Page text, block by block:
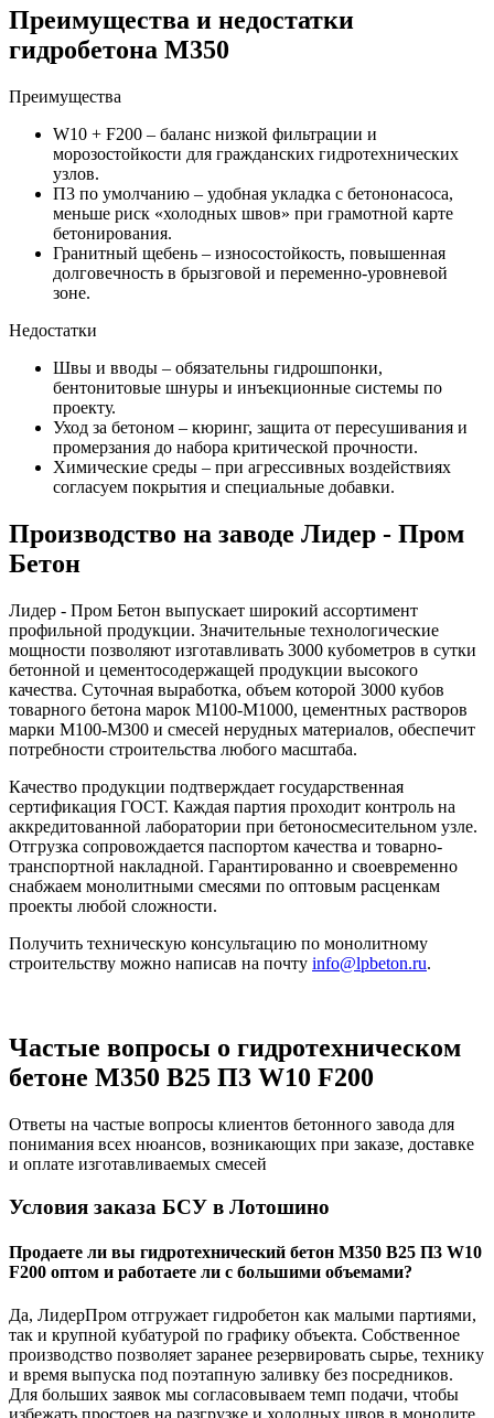
Преимущества и недостатки
гидробетона М350
Преимущества
W10 + F200 – баланс низкой фильтрации и
морозостойкости для гражданских гидротехнических
узлов.
П3 по умолчанию – удобная укладка с бетононасоса,
меньше риск «холодных швов» при грамотной карте
бетонирования.
Гранитный щебень – износостойкость, повышенная
долговечность в брызговой и переменно-уровневой
зоне.
Недостатки
Швы и вводы – обязательны гидрошпонки,
бентонитовые шнуры и инъекционные системы по
проекту.
Уход за бетоном – кюринг, защита от пересушивания и
промерзания до набора критической прочности.
Химические среды – при агрессивных воздействиях
согласуем покрытия и специальные добавки.
Производство на заводе Лидер - Пром
Бетон
Лидер - Пром Бетон выпускает широкий ассортимент
профильной продукции. Значительные технологические
мощности позволяют изготавливать 3000 кубометров в сутки
бетонной и цементосодержащей продукции высокого
качества. Суточная выработка, объем которой 3000 кубов
товарного бетона марок М100-М1000, цементных растворов
марки М100-М300 и смесей нерудных материалов, обеспечит
потребности строительства любого масштаба.
Качество продукции подтверждает государственная
сертификация ГОСТ. Каждая партия проходит контроль на
аккредитованной лаборатории при бетоносмесительном узле.
Отгрузка сопровождается паспортом качества и товарно-
транспортной накладной. Гарантированно и своевременно
снабжаем монолитными смесями по оптовым расценкам
проекты любой сложности.
Получить техническую консультацию по монолитному
строительству можно написав на почту info@lpbeton.ru.
Частые вопросы о гидротехническом
бетоне М350 B25 П3 W10 F200
Ответы на частые вопросы клиентов бетонного завода для
понимания всех нюансов, возникающих при заказе, доставке
и оплате изготавливаемых смесей
Условия заказа БСУ в Лотошино
Продаете ли вы гидротехнический бетон М350 B25 П3 W10
F200 оптом и работаете ли с большими объемами?
Да, ЛидерПром отгружает гидробетон как малыми партиями,
так и крупной кубатурой по графику объекта. Собственное
производство позволяет заранее резервировать сырье, технику
и время выпуска под поэтапную заливку без посредников.
Для больших заявок мы согласовываем темп подачи, чтобы